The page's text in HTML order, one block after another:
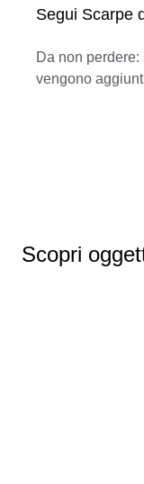
Segui Scarpe
Da non
vengono
Scopri